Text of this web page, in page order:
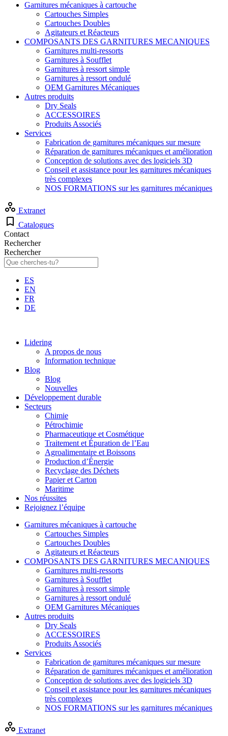
Garnitures mécaniques à cartouche
Cartouches Simples
Cartouches Doubles
Agitateurs et Réacteurs
COMPOSANTS DES GARNITURES MECANIQUES
Garnitures multi-ressorts
Garnitures à Soufflet
Garnitures à ressort simple
Garnitures à ressort ondulé
OEM Garnitures Mécaniques
Autres produits
Dry Seals
ACCESSOIRES
Produits Associés
Services
Fabrication de garnitures mécaniques sur mesure
Réparation de garnitures mécaniques et amélioration
Conception de solutions avec des logiciels 3D
Conseil et assistance pour les garnitures mécaniques
très complexes
NOS FORMATIONS sur les garnitures mécaniques
Extranet
Catalogues
Contact
Rechercher
Rechercher
ES
EN
FR
DE
Lidering
A propos de nous
Information technique
Blog
Blog
Nouvelles
Développement durable
Secteurs
Chimie
Pétrochimie
Pharmaceutique et Cosmétique
Traitement et Épuration de l’Eau
Agroalimentaire et Boissons
Production d’Énergie
Recyclage des Déchets
Papier et Carton
Maritime
Nos réussites
Rejoignez l’équipe
Garnitures mécaniques à cartouche
Cartouches Simples
Cartouches Doubles
Agitateurs et Réacteurs
COMPOSANTS DES GARNITURES MECANIQUES
Garnitures multi-ressorts
Garnitures à Soufflet
Garnitures à ressort simple
Garnitures à ressort ondulé
OEM Garnitures Mécaniques
Autres produits
Dry Seals
ACCESSOIRES
Produits Associés
Services
Fabrication de garnitures mécaniques sur mesure
Réparation de garnitures mécaniques et amélioration
Conception de solutions avec des logiciels 3D
Conseil et assistance pour les garnitures mécaniques
très complexes
NOS FORMATIONS sur les garnitures mécaniques
Extranet